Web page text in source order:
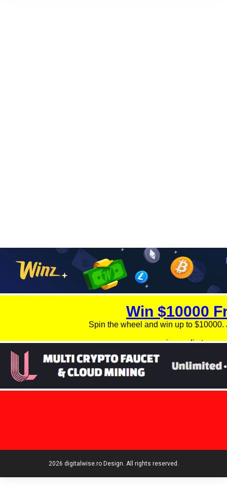
2026 digitalwise.ro Design. All rights reserved.